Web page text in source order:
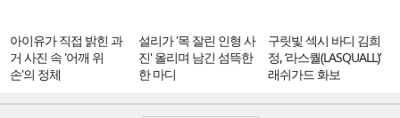
아이유가 직접 밝힌 과
거 사진 속 '어깨 위
손'의 정체
설리가 '목 잘린 인형 사
진' 올리며 남긴 섬뜩한
한 마디
구릿빛 섹시 바디 김희
정, ‘라스퀄(LASQUALL)’
래쉬가드 화보